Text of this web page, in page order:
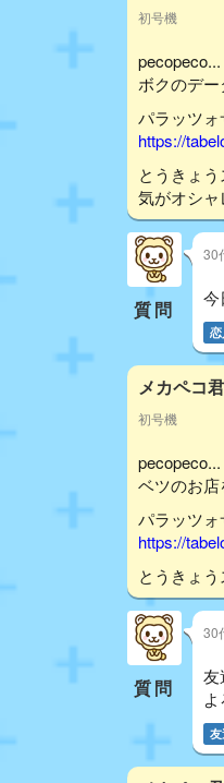
初号機
pecopeco...
ボクのデ
パラッツォ
https://
とうきょ
気がオシャ
質問
30
今
恋
メカペコ
初号機
pecopeco...
ベツのお店
パラッツォ
https://
とうきょ
質問
30
友
友